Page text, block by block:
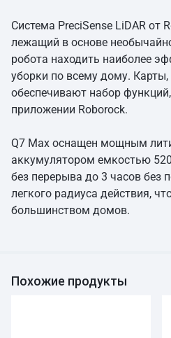
Система PreciSense LiDAR от
лежащий в основе
робота находить наиболее
уборки по всему дому. Карты,
обеспечивают набор
приложении Roborock.
Q7 Max оснащен мощным
аккумулятором емкостью
без перерыва до 3 часов без
легкого радиуса действия,
большинством домов.
Похожие продукты